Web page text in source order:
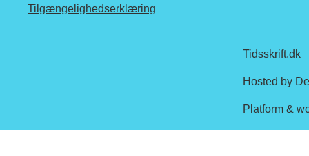
Tilgængelighedserklæring